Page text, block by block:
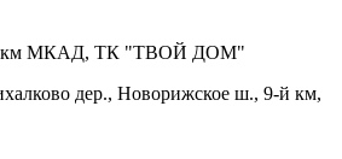
км МКАД, ТК "ТВОЙ ДОМ"
дер., Новорижское ш., 9-й км,